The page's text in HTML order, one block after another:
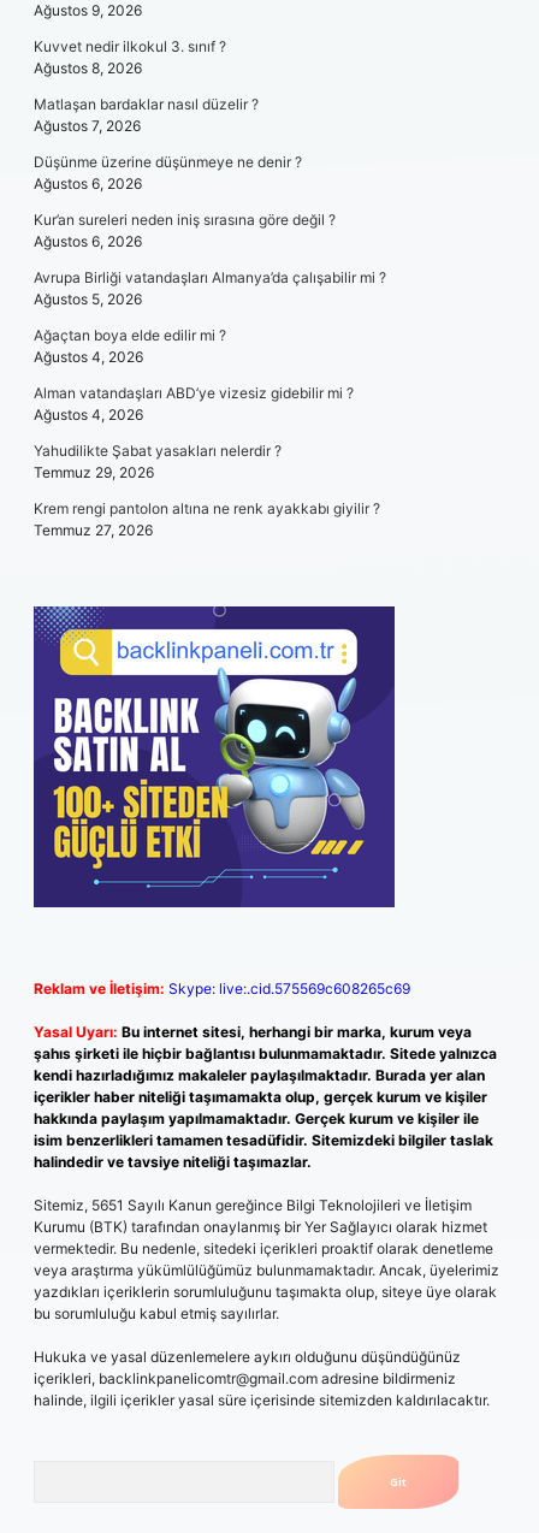
Ağustos 9, 2026
Kuvvet nedir ilkokul 3. sınıf ?
Ağustos 8, 2026
Matlaşan bardaklar nasıl düzelir ?
Ağustos 7, 2026
Düşünme üzerine düşünmeye ne denir ?
Ağustos 6, 2026
Kur’an sureleri neden iniş sırasına göre değil ?
Ağustos 6, 2026
Avrupa Birliği vatandaşları Almanya’da çalışabilir mi ?
Ağustos 5, 2026
Ağaçtan boya elde edilir mi ?
Ağustos 4, 2026
Alman vatandaşları ABD’ye vizesiz gidebilir mi ?
Ağustos 4, 2026
Yahudilikte Şabat yasakları nelerdir ?
Temmuz 29, 2026
Krem rengi pantolon altına ne renk ayakkabı giyilir ?
Temmuz 27, 2026
Reklam ve İletişim: Skype: live:.cid.575569c608265c69
Yasal Uyarı: Bu internet sitesi, herhangi bir marka, kurum veya
şahıs şirketi ile hiçbir bağlantısı bulunmamaktadır. Sitede yalnızca
kendi hazırladığımız makaleler paylaşılmaktadır. Burada yer alan
içerikler haber niteliği taşımamakta olup, gerçek kurum ve kişiler
hakkında paylaşım yapılmamaktadır. Gerçek kurum ve kişiler ile
isim benzerlikleri tamamen tesadüfidir. Sitemizdeki bilgiler taslak
halindedir ve tavsiye niteliği taşımazlar.
Sitemiz, 5651 Sayılı Kanun gereğince Bilgi Teknolojileri ve İletişim
Kurumu (BTK) tarafından onaylanmış bir Yer Sağlayıcı olarak hizmet
vermektedir. Bu nedenle, sitedeki içerikleri proaktif olarak denetleme
veya araştırma yükümlülüğümüz bulunmamaktadır. Ancak, üyelerimiz
yazdıkları içeriklerin sorumluluğunu taşımakta olup, siteye üye olarak
bu sorumluluğu kabul etmiş sayılırlar.
Hukuka ve yasal düzenlemelere aykırı olduğunu düşündüğünüz
içerikleri, backlinkpanelicomtr@gmail.com adresine bildirmeniz
halinde, ilgili içerikler yasal süre içerisinde sitemizden kaldırılacaktır.